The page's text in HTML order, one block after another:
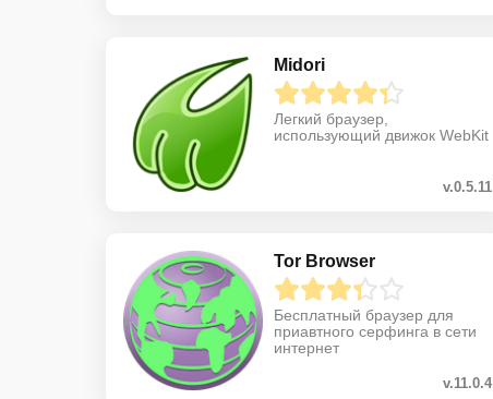
Midori
Легкий браузер,
использующий движок WebKit
v.0.5.11
Tor Browser
Бесплатный браузер для
приавтного серфинга в сети
интернет
v.11.0.4